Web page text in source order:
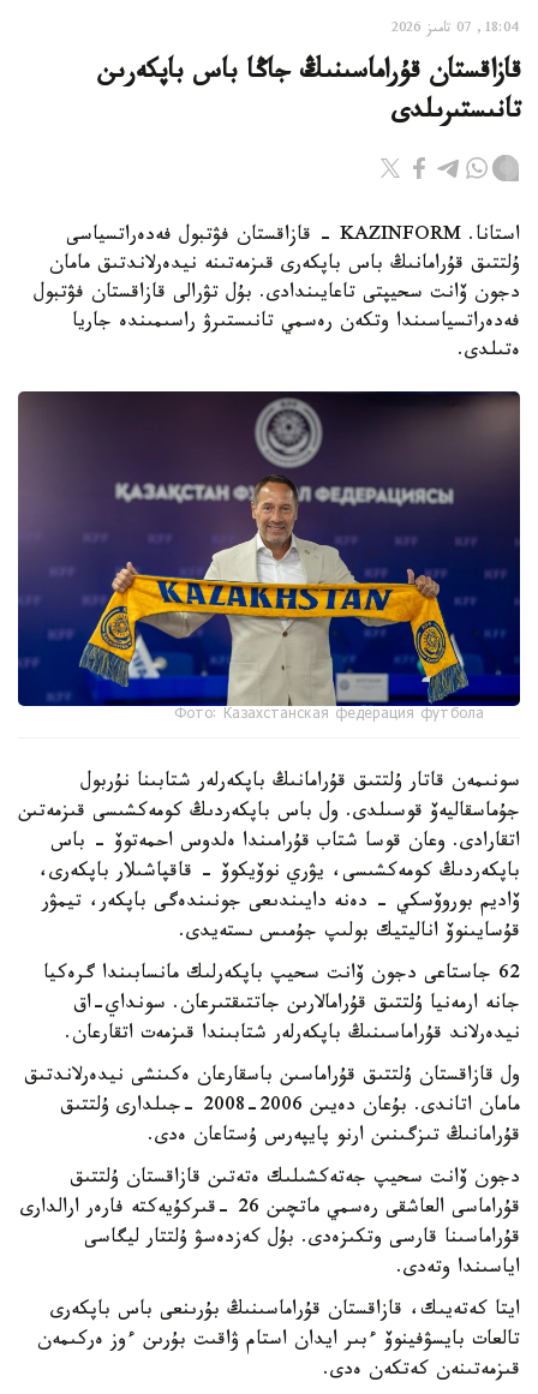
18:04, 07 تامىز 2026
قازاقستان قۇراماسىنىڭ جاڭا باس باپكەرىن
تانىستىرىلدى
استانا. KAZINFORM - قازاقستان فۋتبول فەدەراتسياسى
ۇلتتىق قۇرامانىڭ باس باپكەرى قىزمەتىنە نيدەرلاندتىق مامان
دجون ۆانت سحيپتى تاعايىندادى. بۇل تۋرالى قازاقستان فۋتبول
فەدەراتسياسىندا وتكەن رەسمي تانىستىرۋ راسىمىندە جاريا
ەتىلدى.
Фото: Казахстанская федерация футбола
سونىمەن قاتار ۇلتتىق قۇرامانىڭ باپكەرلەر شتابىنا نۇربول
جۇماسقاليەۆ قوسىلدى. ول باس باپكەردىڭ كومەكشىسى قىزمەتىن
اتقارادى. وعان قوسا شتاب قۇرامىندا ەلدوس احمەتوۆ - باس
باپكەردىڭ كومەكشىسى، يۋري نوۆيكوۆ - قاقپاشىلار باپكەرى،
ۆاديم بوروۆسكي - دەنە دايىندىعى جونىندەگى باپكەر، تيمۋر
قۇسايىنوۆ اناليتيك بولىپ جۇمىس ىستەيدى.
62 جاستاعى دجون ۆانت سحيپ باپكەرلىك مانسابىندا گرەكيا
جانە ارمەنيا ۇلتتىق قۇرامالارىن جاتتىقتىرعان. سونداي-اق
نيدەرلاند قۇراماسىنىڭ باپكەرلەر شتابىندا قىزمەت اتقارعان.
ول قازاقستان ۇلتتىق قۇراماسىن باسقارعان ەكىنشى نيدەرلاندتىق
مامان اتاندى. بۇعان دەيىن 2006-2008 -جىلدارى ۇلتتىق
قۇرامانىڭ تىزگىنىن ارنو پايپەرس ۇستاعان ەدى.
دجون ۆانت سحيپ جەتەكشىلىك ەتەتىن قازاقستان ۇلتتىق
قۇراماسى العاشقى رەسمي ماتچىن 26 -قىركۇيەكتە فارەر ارالدارى
قۇراماسىنا قارسى وتكىزەدى. بۇل كەزدەسۋ ۇلتتار ليگاسى
اياسىندا وتەدى.
ايتا كەتەيىك، قازاقستان قۇراماسىنىڭ بۇرىنعى باس باپكەرى
تالعات بايسۋفينوۆ ءبىر ايدان استام ۋاقىت بۇرىن ءوز ەركىمەن
قىزمەتىنەن كەتكەن ەدى.